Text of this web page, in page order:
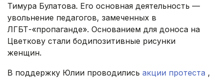
Тимура Булатова. Его основная деятельность —
увольнение педагогов, замеченных в
ЛГБТ-«пропаганде». Основанием для доноса на
Цветкову стали бодипозитивные рисунки
женщин.
В поддержку Юлии проводились акции протеста ,